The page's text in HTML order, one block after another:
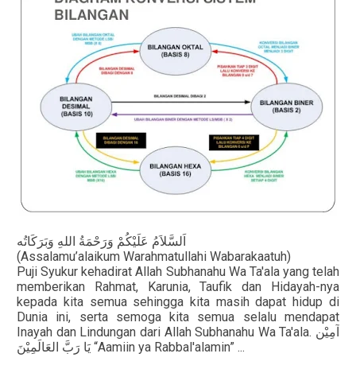
اَلسَّلاَمُ عَلَيْكُمْ وَرَحْمَةُ اللهِ وَبَرَكَاتُه
(Assalamu’alaikum Warahmatullahi Wabarakaatuh)
Puji Syukur kehadirat Allah Subhanahu Wa Ta'ala yang telah
memberikan Rahmat, Karunia, Taufik dan Hidayah-nya
kepada kita semua sehingga kita masih dapat hidup di
Dunia ini, serta semoga kita semua selalu mendapat
Inayah dan Lindungan dari Allah Subhanahu Wa Ta'ala. آمِيْن
يَا رَبَّ العَالَمِيْنَ“Aamiin ya Rabbal'alamin” ...